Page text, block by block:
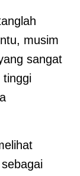
musim
sangat
tinggi